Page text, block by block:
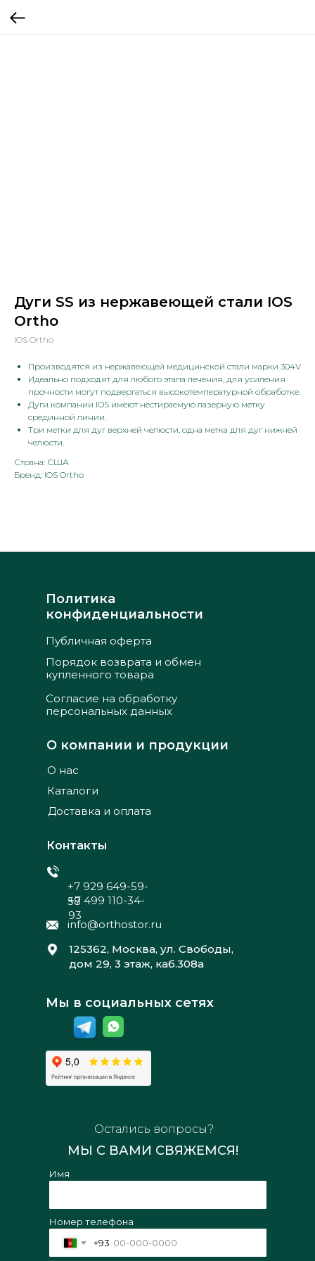
Дуги SS из нержавеющей стали IOS
Ortho
IOS Ortho
Производятся из нержавеющей медицинской стали марки 304V
Идеально подходят для любого этапа лечения, для усиления
прочности могут подвергаться высокотемпературной обработке.
Дуги компании IOS имеют нестираемую лазерную метку
срединной линии.
Три метки для дуг верхней челюсти, одна метка для дуг нижней
челюсти.
Страна: США
Бренд: IOS Ortho
Остались вопросы?
125362, Москва, ул. Свободы,
дом 29, 3 этаж, каб.308а
МЫ С ВАМИ СВЯЖЕМСЯ!
+7 929 649-59-
58
info@orthostor.ru
О нас
Согласие на обработку
персональных данных
Публичная оферта
Каталоги
Порядок возврата и обмен
купленного товара
Имя
Номер телефона
+93
Доставка и оплата
Политика
конфиденциальности
О компании и продукции
Контакты
Мы в социальных сетях
+7 499 110-34-
93